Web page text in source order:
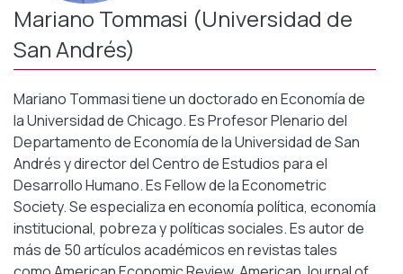
Mariano Tommasi (Universidad de
San Andrés)
Mariano Tommasi tiene un doctorado en Economía de
la Universidad de Chicago. Es Profesor Plenario del
Departamento de Economía de la Universidad de San
Andrés y director del Centro de Estudios para el
Desarrollo Humano. Es Fellow de la Econometric
Society. Se especializa en economía política, economía
institucional, pobreza y políticas sociales. Es autor de
más de 50 artículos académicos en revistas tales